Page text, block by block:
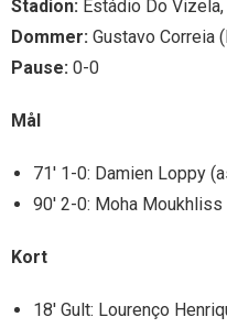
Stadion: Estádio Do
Dommer: Gustavo Correia
Pause: 0-0
Mål
71′ 1-0: Damien Loppy
90′ 2-0: Moha Moukhliss
Kort
18′ Gult: Lourenço